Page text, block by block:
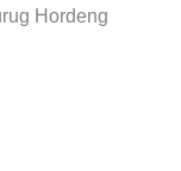
Hordeng